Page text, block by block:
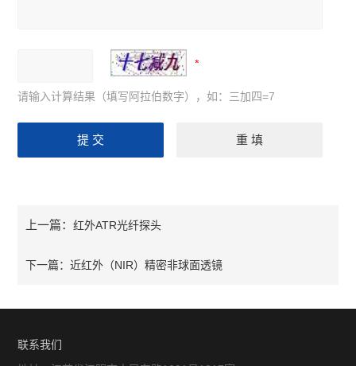
请输入计算结果（填写阿拉伯数字），如：三加四=7
上一篇：红外ATR光纤探头
下一篇：近红外（NIR）精密非球面透镜
联系我们